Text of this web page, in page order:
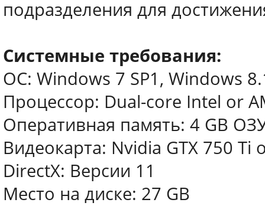
подразделения для
Системные требования:
ОС: Windows 7 SP1, Windows
Процессор: Dual-core Intel or
Оперативная память: 4 GB
Видеокарта: Nvidia GTX 750
DirectX: Версии 11
Место на диске: 27 GB